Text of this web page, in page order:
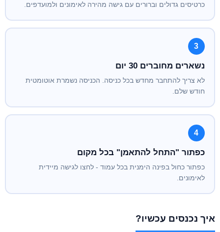
כרטיסים גדולים וברורים עם גישה מהירה לאימונים ולמועדפים.
3
נשארים מחוברים 30 יום
לא צריך להתחבר מחדש בכל כניסה. הכניסה נשמרת אוטומטית
חודש שלם.
4
כפתור "התחל להתאמן" בכל מקום
כפתור כחול בפינה הימנית בכל עמוד - לחצו לגישה מיידית
לאימונים.
איך נכנסים עכשיו?